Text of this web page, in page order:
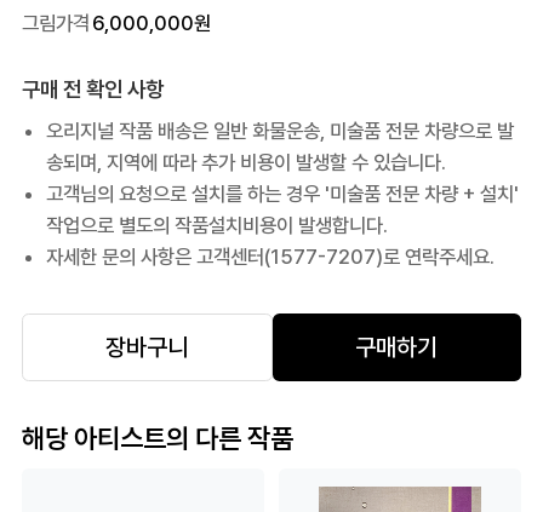
그림가격 6,000,000원
구매 전 확인 사항
오리지널 작품 배송은 일반 화물운송, 미술품 전문 차량으로 발
송되며, 지역에 따라 추가 비용이 발생할 수 있습니다.
고객님의 요청으로 설치를 하는 경우 '미술품 전문 차량 + 설치'
작업으로 별도의 작품설치비용이 발생합니다.
자세한 문의 사항은 고객센터(1577-7207)로 연락주세요.
장바구니 구매하기
해당 아티스트의 다른 작품